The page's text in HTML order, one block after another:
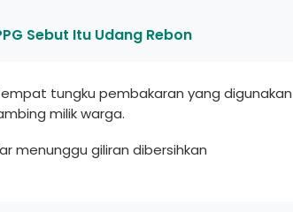
Sebut Itu Udang Rebon
tungku pembakaran yang digunakan
milik warga.
menunggu giliran dibersihkan